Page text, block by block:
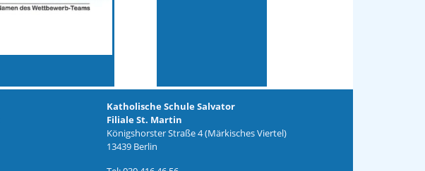
Katholische Schule Salvator
Filiale St. Martin
Königshorster Straße 4 (Märkisches Viertel)
13439 Berlin